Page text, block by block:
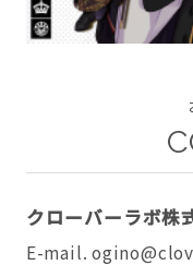
クローバーラボ株
E-mail.